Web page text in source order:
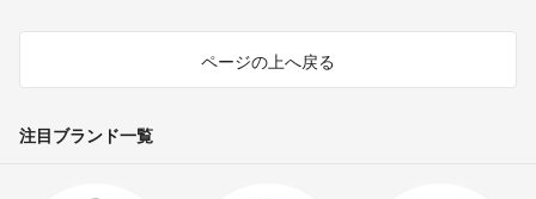
ページの上へ戻る
注目ブランド一覧